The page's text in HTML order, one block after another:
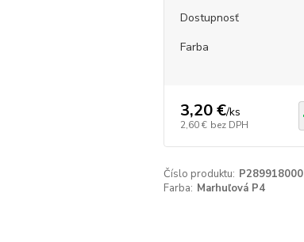
Dostupnosť
Farba
3,20 €/ks
2,60 € bez DPH
Číslo produktu: P289918000
Farba: Marhuľová P4